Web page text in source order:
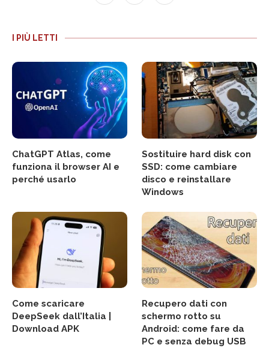
I PIÙ LETTI
ChatGPT Atlas, come
funziona il browser AI e
perché usarlo
Sostituire hard disk con
SSD: come cambiare
disco e reinstallare
Windows
Come scaricare
DeepSeek dall’Italia |
Download APK
Recupero dati con
schermo rotto su
Android: come fare da
PC e senza debug USB